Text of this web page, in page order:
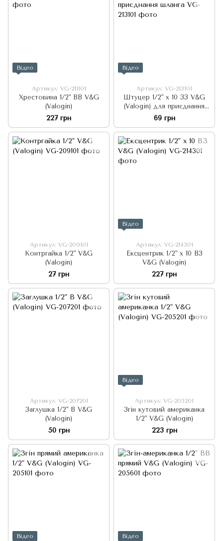
Відео
Артикул: VG-211101
Хрестовина 1/2" ВВ V&G
(Valogin)
227 грн
Відео
Артикул: VG-213101
Штуцер 1/2" x 10 ЗЗ V&G
(Valogin) для приєднання
шланга
69 грн
Артикул: VG-209101
Контргайка 1/2" V&G
(Valogin)
27 грн
Відео
Артикул: VG-214301
Ексцентрик 1/2" x 10 BЗ
V&G (Valogin)
227 грн
Артикул: VG-207201
Заглушка 1/2" В V&G
(Valogin)
50 грн
Відео
Артикул: VG-205201
Згін кутовий американка
1/2" V&G (Valogin)
223 грн
Відео Відео